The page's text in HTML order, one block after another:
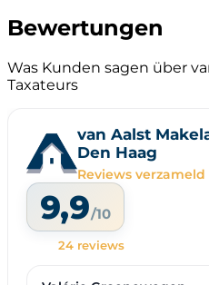
Bewertungen
Was Kunden sagen über
Taxateurs